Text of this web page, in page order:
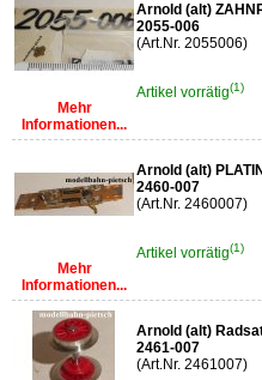
Mehr
Informationen...
Arnold (alt)
2055-006
(Art.Nr. 2055006)
Artikel vorrätig(1)
Mehr
Informationen...
Arnold (alt)
2460-007
(Art.Nr. 2460007)
Artikel vorrätig(1)
Arnold (alt)
2461-007
(Art.Nr. 2461007)